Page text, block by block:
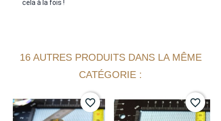
cela à la fois !
16 AUTRES PRODUITS DANS LA MÊME
CATÉGORIE :
favorite_border favorite_border